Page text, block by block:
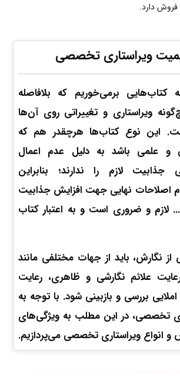
فروش دارد.
ویراستاری تخصصی
کتاب‌هایی برمی‌خوریم که بلافاصله
ویراستاری و تغییراتی روی آن‌ها
این نوع کتاب‌ها هرچقدر هم که
و علمی باشد به دلیل عدم اعمال
جذابیت لازم را ندارند؛ بنابراین
اصلاحات نهایی جهت افزایش جذابیت
لازم و ضروری است و به اعتبار کتاب
نگارش، باید از جهات مختلفی مانند
علائم نگارشی و ظاهری، رعایت
بررسی و بازبینی شود. با توجه به
تخصصی، در این مطلب به ویژگی‌های
و انواع ویراستاری تخصصی می‌پردازیم.